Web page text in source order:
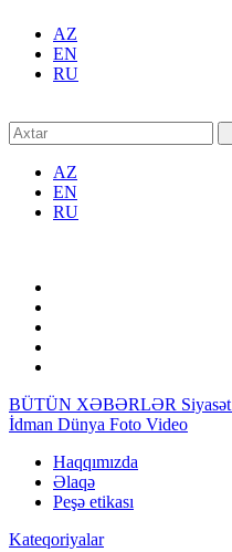
AZ
EN
RU
AZ
EN
RU
BÜTÜN XƏBƏRLƏR Siyasət
İdman Dünya Foto Video
Haqqımızda
Əlaqə
Peşə etikası
Kateqoriyalar